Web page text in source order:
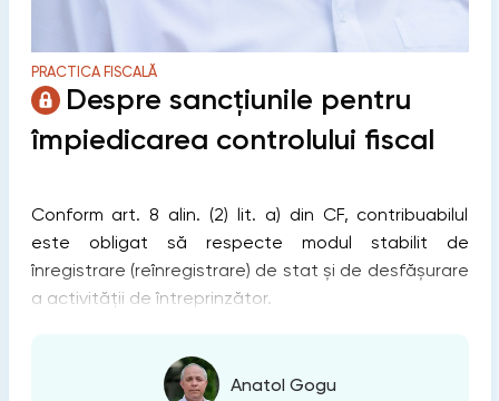
PRACTICA FISCALĂ
Despre sancțiunile pentru
împiedicarea controlului fiscal
Conform art. 8 alin. (2) lit. a) din CF, contribuabilul
este obligat să respecte modul stabilit de
înregistrare (reînregistrare) de stat şi de desfăşurare
a activității de întreprinzător.
Anatol Gogu